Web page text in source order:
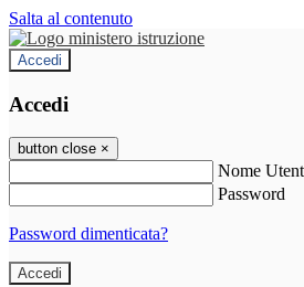
Salta al contenuto
Accedi
Accedi
button close ×
Nome
Password
Password dimenticata?